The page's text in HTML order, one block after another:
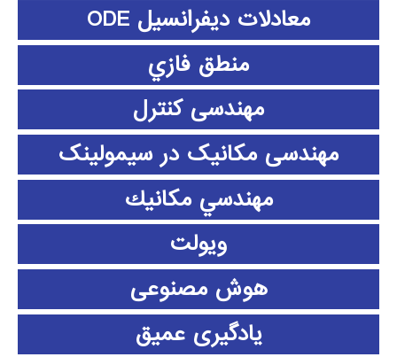
معادلات دیفرانسیل ODE
منطق فازي
مهندسی کنترل
مهندسی مکانیک در سیمولینک
مهندسي مكانيك
ویولت
هوش مصنوعی
یادگیری عمیق